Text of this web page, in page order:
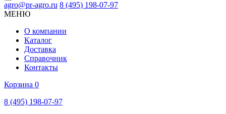
agro@pr-agro.ru 8 (495) 198-07-97
МЕНЮ
О компании
Каталог
Доставка
Справочник
Контакты
Корзина 0
8 (495) 198-07-97